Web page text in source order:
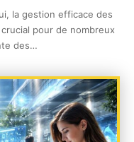
la gestion efficace des
pour de nombreux
des…